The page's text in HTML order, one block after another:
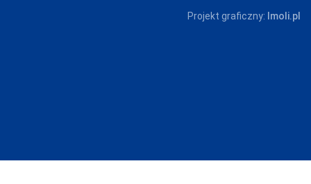
Projekt graficzny: Imoli.pl